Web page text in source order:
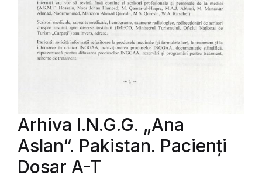
Arhiva I.N.G.G. „Ana
Aslan“. Pakistan. Pacienți
Dosar A-T